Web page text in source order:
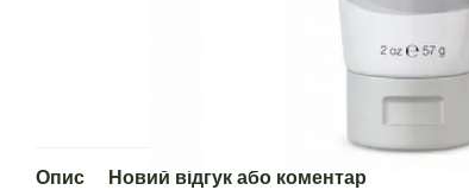
Опис Новий відгук або коментар